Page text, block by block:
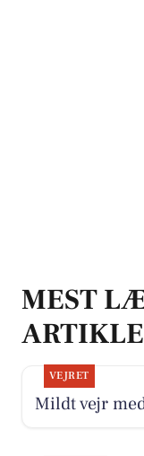
MEST
VEJRET
Mildt vejr